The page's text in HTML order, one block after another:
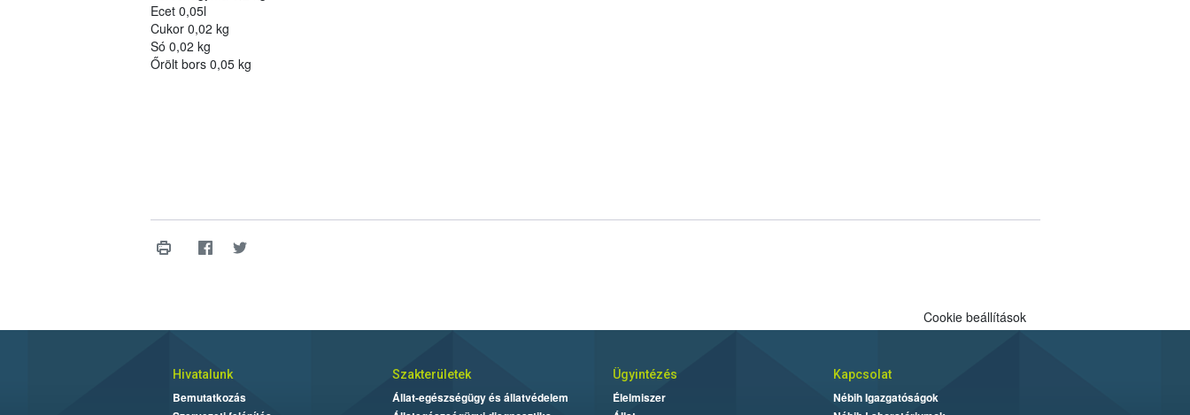
Ecet 0,05l
Cukor 0,02 kg
Só 0,02 kg
Őrölt bors 0,05 kg
Cookie beállítások
Hivatalunk
Bemutatkozás
Szakterületek
Állat-egészségügy és állatvédelem
Ügyintézés
Élelmiszer
Kapcsolat
Nébih Igazgatóságok